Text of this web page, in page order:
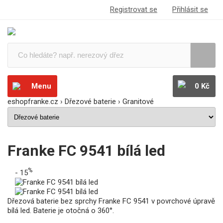
Registrovat se Přihlásit se
Menu
0 Kč
eshopfranke.cz › Dřezové baterie › Granitové
Franke FC 9541 bílá led
- 15%
Dřezová baterie bez sprchy Franke FC 9541 v povrchové úpravě
bílá led. Baterie je otočná o 360°.